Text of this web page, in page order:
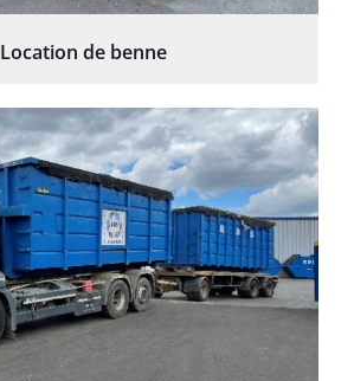
Location de benne